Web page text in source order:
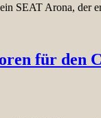
SEAT Arona,
für den